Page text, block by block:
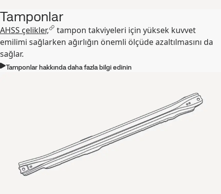
Tamponlar
AHSS çelikler,
tampon takviyeleri için yüksek kuvvet
emilimi sağlarken ağırlığın önemli ölçüde azaltılmasını da
sağlar.
Tamponlar hakkında daha fazla bilgi edinin